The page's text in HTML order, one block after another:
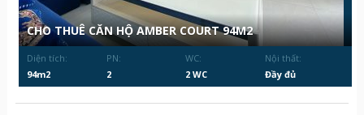
CHO THUÊ CĂN HỘ AMBER COURT 94M2
Diện tích:
94m2
PN:
2
WC:
2 WC
Nội thất:
Đầy đủ